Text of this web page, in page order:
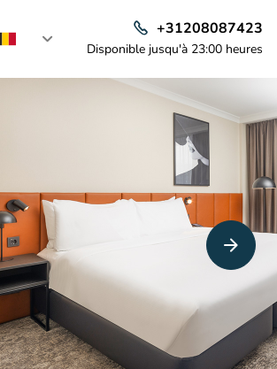
+31208087423
Disponible jusqu'à 23:00 heures